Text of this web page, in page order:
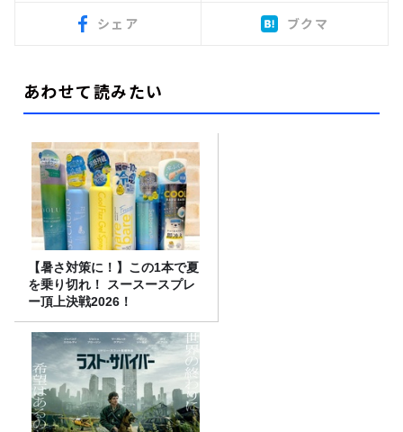
シェア ブクマ
あわせて読みたい
【暑さ対策に！】この1本で夏
を乗り切れ！ スースースプレ
ー頂上決戦2026！